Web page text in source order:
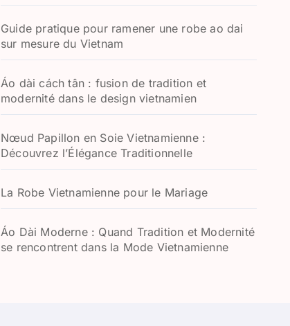
Guide pratique pour ramener une robe ao dai
sur mesure du Vietnam
Áo dài cách tân : fusion de tradition et
modernité dans le design vietnamien
Nœud Papillon en Soie Vietnamienne :
Découvrez l’Élégance Traditionnelle
La Robe Vietnamienne pour le Mariage
Áo Dài Moderne : Quand Tradition et Modernité
se rencontrent dans la Mode Vietnamienne